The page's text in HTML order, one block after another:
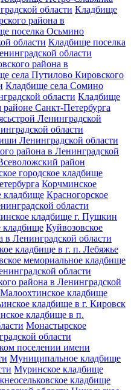
области Кладбище
района в
поселка Осьмино
области Кладбище поселка
области
района в
села Путилово Кировского
Кладбище села Сомино
области Кладбище
Санкт-Петербурга
Ленинградской
области
Ленинградской области
района в Ленинградской
район
городское кладбище
Корчминское
кладбище Красногорское
области
кладбище г. Пушкин
кладбище Куйвозовское
Ленинградской области
кладбище в г. п. Лебяжье
мемориальное кладбище
области
района в Ленинградской
Малоохтинское кладбище
кладбище в г. Кировск
кладбище в п.
Монастырское
области
поселении имени
Муниципальное кладбище
Муринское кладбище
кладбище